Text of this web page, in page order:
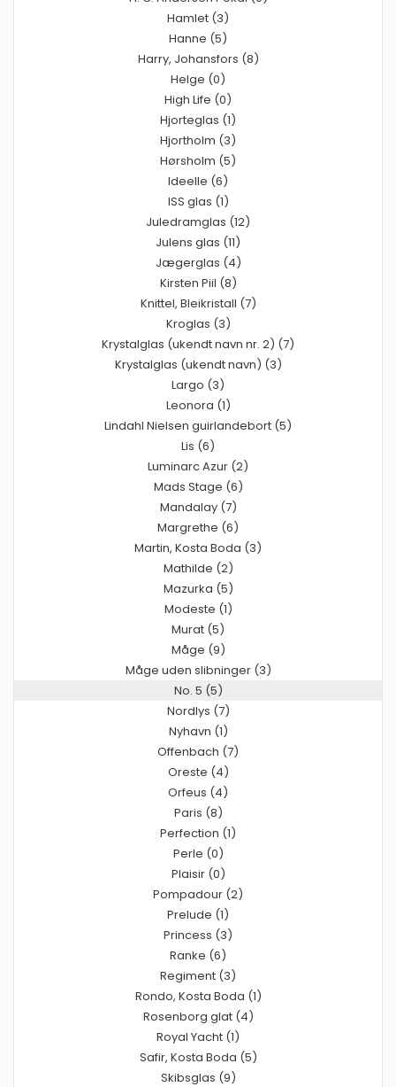
Hamlet (3)
Hanne (5)
Harry, Johansfors (8)
Helge (0)
High Life (0)
Hjorteglas (1)
Hjortholm (3)
Hørsholm (5)
Ideelle (6)
ISS glas (1)
Juledramglas (12)
Julens glas (11)
Jægerglas (4)
Kirsten Piil (8)
Knittel, Bleikristall (7)
Kroglas (3)
Krystalglas (ukendt navn nr. 2) (7)
Krystalglas (ukendt navn) (3)
Largo (3)
Leonora (1)
Lindahl Nielsen guirlandebort (5)
Lis (6)
Luminarc Azur (2)
Mads Stage (6)
Mandalay (7)
Margrethe (6)
Martin, Kosta Boda (3)
Mathilde (2)
Mazurka (5)
Modeste (1)
Murat (5)
Måge (9)
Måge uden slibninger (3)
No. 5 (5)
Nordlys (7)
Nyhavn (1)
Offenbach (7)
Oreste (4)
Orfeus (4)
Paris (8)
Perfection (1)
Perle (0)
Plaisir (0)
Pompadour (2)
Prelude (1)
Princess (3)
Ranke (6)
Regiment (3)
Rondo, Kosta Boda (1)
Rosenborg glat (4)
Royal Yacht (1)
Safir, Kosta Boda (5)
Skibsglas (9)